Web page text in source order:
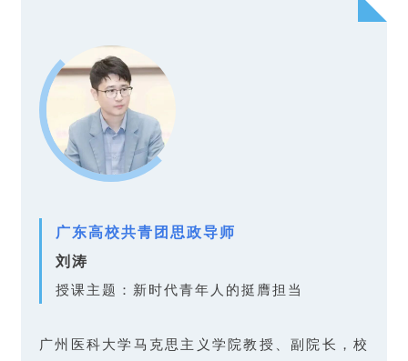
广东高校共青团思政导师
刘涛
授课主题：新时代青年人的挺膺担当
广州医科大学马克思主义学院教授、副院长，校